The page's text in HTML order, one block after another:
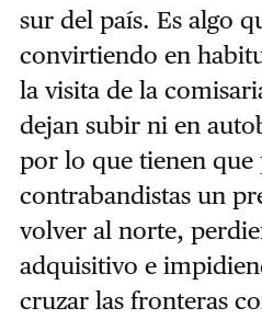
sur del país. Es algo
convirtiendo en
la visita de la
dejan subir ni en
por lo que tienen que
contrabandistas un
volver al norte,
adquisitivo e
cruzar las fronteras